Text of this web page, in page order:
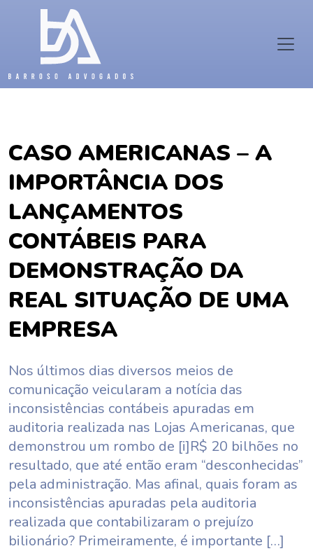
CASO AMERICANAS – A
IMPORTÂNCIA DOS
LANÇAMENTOS
CONTÁBEIS PARA
DEMONSTRAÇÃO DA
REAL SITUAÇÃO DE UMA
EMPRESA
Nos últimos dias diversos meios de
comunicação veicularam a notícia das
inconsistências contábeis apuradas em
auditoria realizada nas Lojas Americanas, que
demonstrou um rombo de [i]R$ 20 bilhões no
resultado, que até então eram “desconhecidas”
pela administração. Mas afinal, quais foram as
inconsistências apuradas pela auditoria
realizada que contabilizaram o prejuízo
bilionário? Primeiramente, é importante […]